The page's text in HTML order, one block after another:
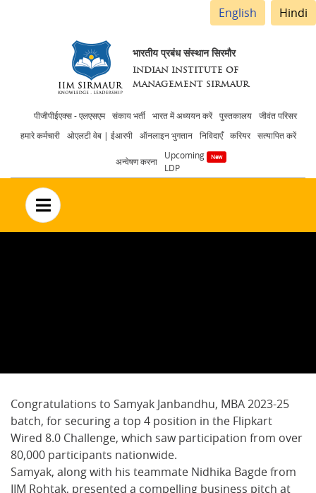
English Hindi
भारतीय प्रबंध संस्थान सिरमौर
INDIAN INSTITUTE OF
MANAGEMENT SIRMAUR
Header
menu
पीजीपीईएक्स - एलएसएम संकाय भर्ती भारत में अध्ययन करें पुस्तकालय
जीवंत परिसर
हमारे कर्मचारी
ओएलटी वेब | ईआरपी ऑनलाइन भुगतान निविदाएँ करियर सत्यापित करें
अन्वेषण करना
Upcoming
LDP
no text
Congratulations to Samyak Janbandhu, MBA 2023-25
batch, for securing a top 4 position in the Flipkart
Wired 8.0 Challenge, which saw participation from over
80,000 participants nationwide.
Samyak, along with his teammate Nidhika Bagde from
IIM Rohtak, presented a compelling business pitch at